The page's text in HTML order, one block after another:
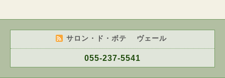
サロン・ド・ボテ ヴェール
055-237-5541